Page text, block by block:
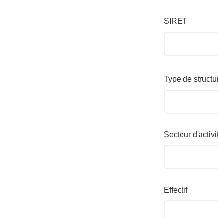
SIRET
Type de
Secteur
Effectif